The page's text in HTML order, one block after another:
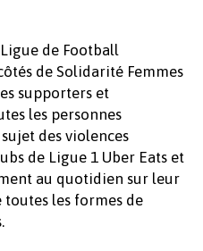
de Football
de Solidarité Femmes
supporters et
les personnes
des violences
de Ligue 1 Uber Eats et
au quotidien sur leur
les formes de